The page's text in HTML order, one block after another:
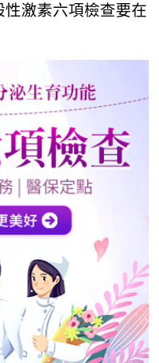
激素六項檢查要在